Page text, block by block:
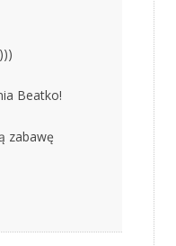
Beatko!
zabawę